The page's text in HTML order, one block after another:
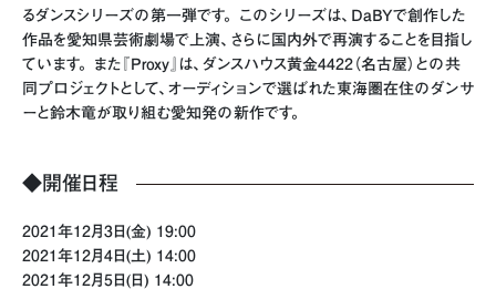
るダンスシリーズの第一弾です。 このシリーズは、DaBYで創作した
作品を愛知県芸術劇場で上演、さらに国内外で再演することを目指し
ています。 また『Proxy』は、ダンスハウス黄金4422（名古屋）との共
同プロジェクトとして、オーディションで選ばれた東海圏在住のダンサ
ーと鈴木竜が取り組む愛知発の新作です。
◆開催日程
2021年12月3日(金) 19:00
2021年12月4日(土) 14:00
2021年12月5日(日) 14:00